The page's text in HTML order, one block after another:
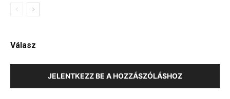
Válasz
JELENTKEZZ BE A HOZZÁSZÓLÁSHOZ